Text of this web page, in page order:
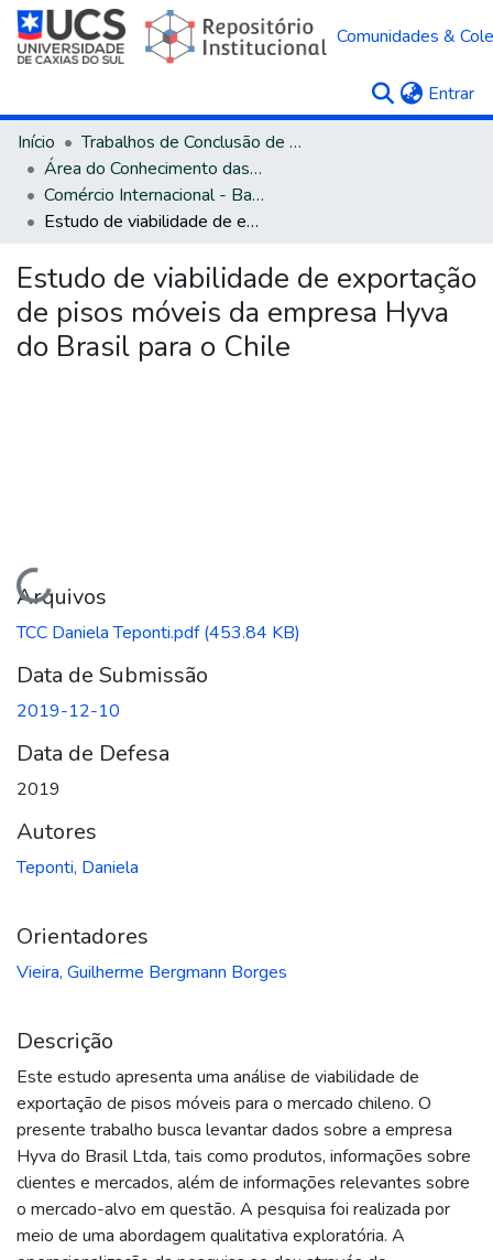
Comunidades &
Entrar
Início
Trabalhos de Conclusão de Curso
Área do Conhecimento das Ciências Sociais Aplicadas
Comércio Internacional - Bacharelado
Estudo de viabilidade de exportação de pisos móveis da empresa Hyva do Brasil para o Chile
Estudo de viabilidade de exportação
de pisos móveis da empresa Hyva
do Brasil para o Chile
Carregando...
Arquivos
TCC Daniela Teponti.pdf(453.84 KB)
Data de Submissão
2019-12-10
Data de Defesa
2019
Autores
Teponti, Daniela
Orientadores
Vieira, Guilherme Bergmann Borges
Descrição
Este estudo apresenta uma análise de viabilidade de
exportação de pisos móveis para o mercado chileno. O
presente trabalho busca levantar dados sobre a empresa
Hyva do Brasil Ltda, tais como produtos, informações sobre
clientes e mercados, além de informações relevantes sobre
o mercado-alvo em questão. A pesquisa foi realizada por
meio de uma abordagem qualitativa exploratória. A